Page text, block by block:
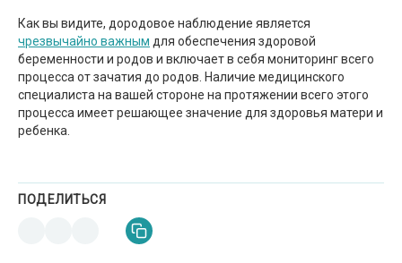
Как вы видите, дородовое наблюдение является
чрезвычайно важным для обеспечения здоровой
беременности и родов и включает в себя мониторинг всего
процесса от зачатия до родов. Наличие медицинского
специалиста на вашей стороне на протяжении всего этого
процесса имеет решающее значение для здоровья матери и
ребенка.
ПОДЕЛИТЬСЯ